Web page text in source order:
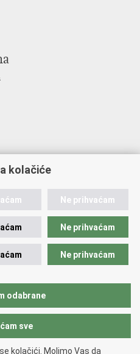
kolačiće
Ne prihvaćam
Ne prihvaćam
Ne prihvaćam
odabrane
sve
kolačići. Molimo Vas da